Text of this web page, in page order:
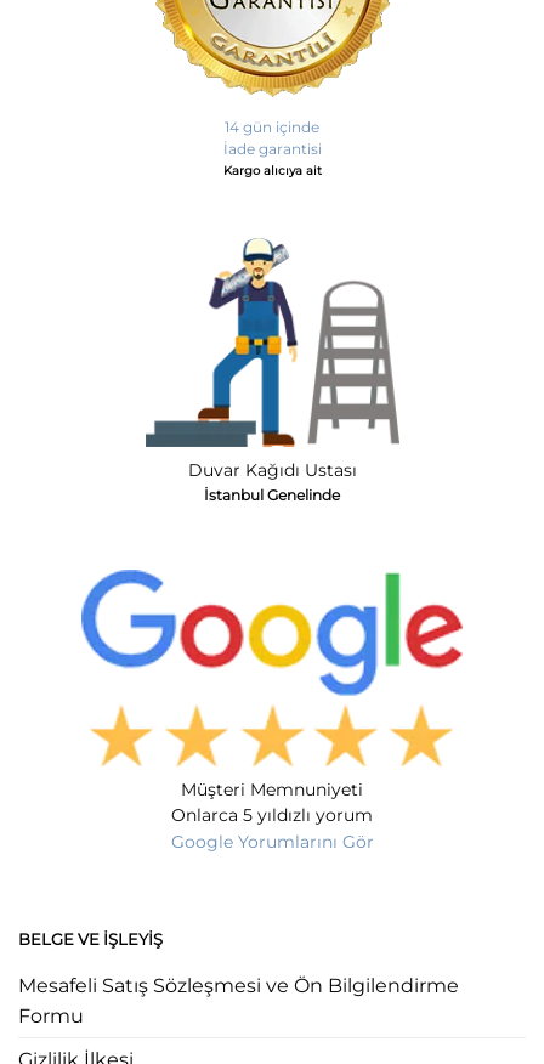
14 gün içinde
İade garantisi
Kargo alıcıya ait
Duvar Kağıdı Ustası
İstanbul Genelinde
Müşteri Memnuniyeti
Onlarca 5 yıldızlı yorum
Google Yorumlarını Gör
BELGE VE İŞLEYIŞ
Mesafeli Satış Sözleşmesi ve Ön Bilgilendirme
Formu
Gizlilik İlkesi